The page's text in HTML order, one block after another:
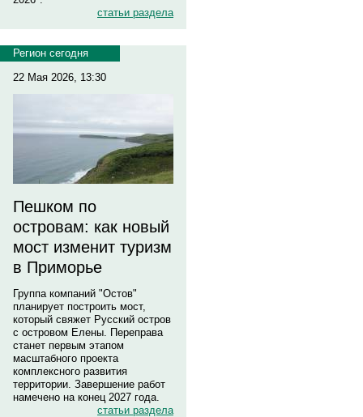
статьи раздела
Регион сегодня
22 Мая 2026, 13:30
Пешком по
островам: как новый
мост изменит туризм
в Приморье
Группа компаний "Остов"
планирует построить мост,
который свяжет Русский остров
с островом Елены. Переправа
станет первым этапом
масштабного проекта
комплексного развития
территории. Завершение работ
намечено на конец 2027 года.
статьи раздела